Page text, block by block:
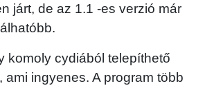
járt, de az 1.1 -es verzió már
komoly cydiából telepíthető
ami ingyenes. A program több